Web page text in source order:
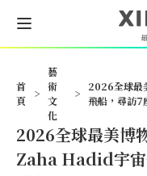
首
頁
>
藝
術
文
化
>
2026全球最
飛船，尋訪7
2026全球最美博
Zaha Hadid宇宙